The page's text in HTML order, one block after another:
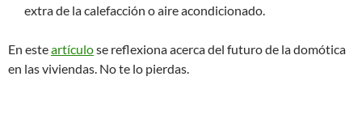
extra de la calefacción o aire acondicionado.
En esteartículose reflexiona acerca del futuro de la domótica
en las viviendas. No te lo pierdas.